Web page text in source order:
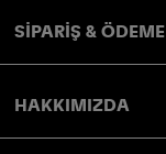
SİPARİŞ & ÖDEME
HAKKIMIZDA